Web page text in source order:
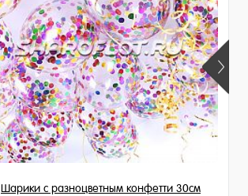
Шарики с разноцветным конфетти 30см